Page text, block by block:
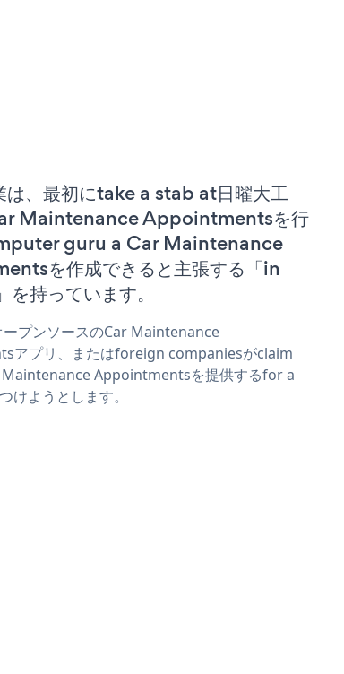
は、最初にtake a stab at日曜大工
Maintenance Appointmentsを行
guru a Car Maintenance
を作成できると主張する「in
持っています。
ープンソースのCar Maintenance
アプリ、またはforeign companiesがclaim
Appointmentsを提供するfor a
けようとします。